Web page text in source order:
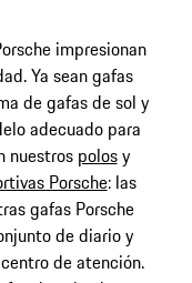
impresionan
Ya sean gafas
de gafas de sol y
adecuado para
nuestros polosy
Porsche: las
gafas Porsche
de diario y
de atención.